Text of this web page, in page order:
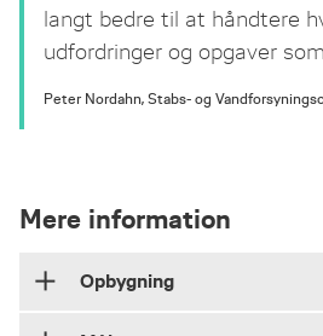
langt bedre til at håndtere
udfordringer og opgaver
Peter Nordahn, Stabs- og
Mere information
Opbygning